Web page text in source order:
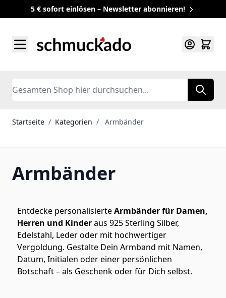
5 € sofort einlösen – Newsletter abonnieren!
Search
Startseite / Kategorien / Armbänder
Armbänder
Entdecke personalisierteArmbänder für Damen,
Herren und Kinderaus 925 Sterling Silber,
Edelstahl, Leder oder mit hochwertiger
Vergoldung. Gestalte Dein Armband mit Namen,
Datum, Initialen oder einer persönlichen
Botschaft – als Geschenk oder für Dich selbst.